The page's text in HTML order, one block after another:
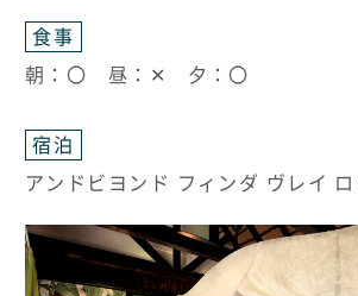
食事
朝：〇 昼：✕ 夕：〇
宿泊
アンドビヨンド フィンダ ヴレイ